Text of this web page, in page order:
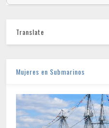
Translate
Mujeres en Submarinos